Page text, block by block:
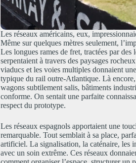
Les réseaux américains, eux,
Même sur quelques mètres seulement,
Les longues rames de fret, tractées par des
serpentaient à travers des paysages
viaducs et les voies multiples donnaient
typique du rail outre-Atlantique. Là
wagons subtilement salis, bâtiments
conforme. On sentait une parfaite
respect du prototype.
Les réseaux espagnols apportaient une
remarquable. Tout semblait à sa place,
artificiel. La signalisation, la caténaire, les
avec un soin extrême. Ces réseaux